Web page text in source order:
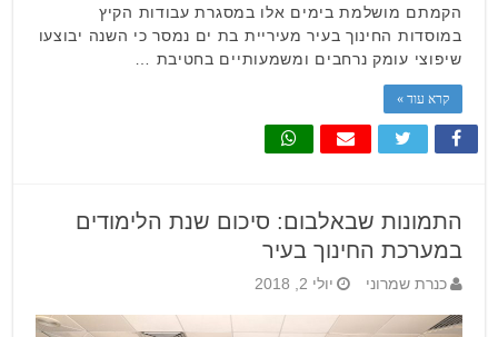
הקמתם מושלמת בימים אלו במסגרת עבודות הקיץ
במוסדות החינוך בעיר מעיריית בת ים נמסר כי השנה יבוצעו
שיפוצי עומק נרחבים ומשמעותיים בחטיבת …
קרא עוד »
התמונות שבאלבום: סיכום שנת הלימודים
במערכת החינוך בעיר
כנרת שמרוני יולי 2, 2018